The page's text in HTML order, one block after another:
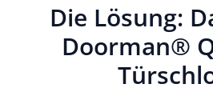
Die Lösung:
Doorman®